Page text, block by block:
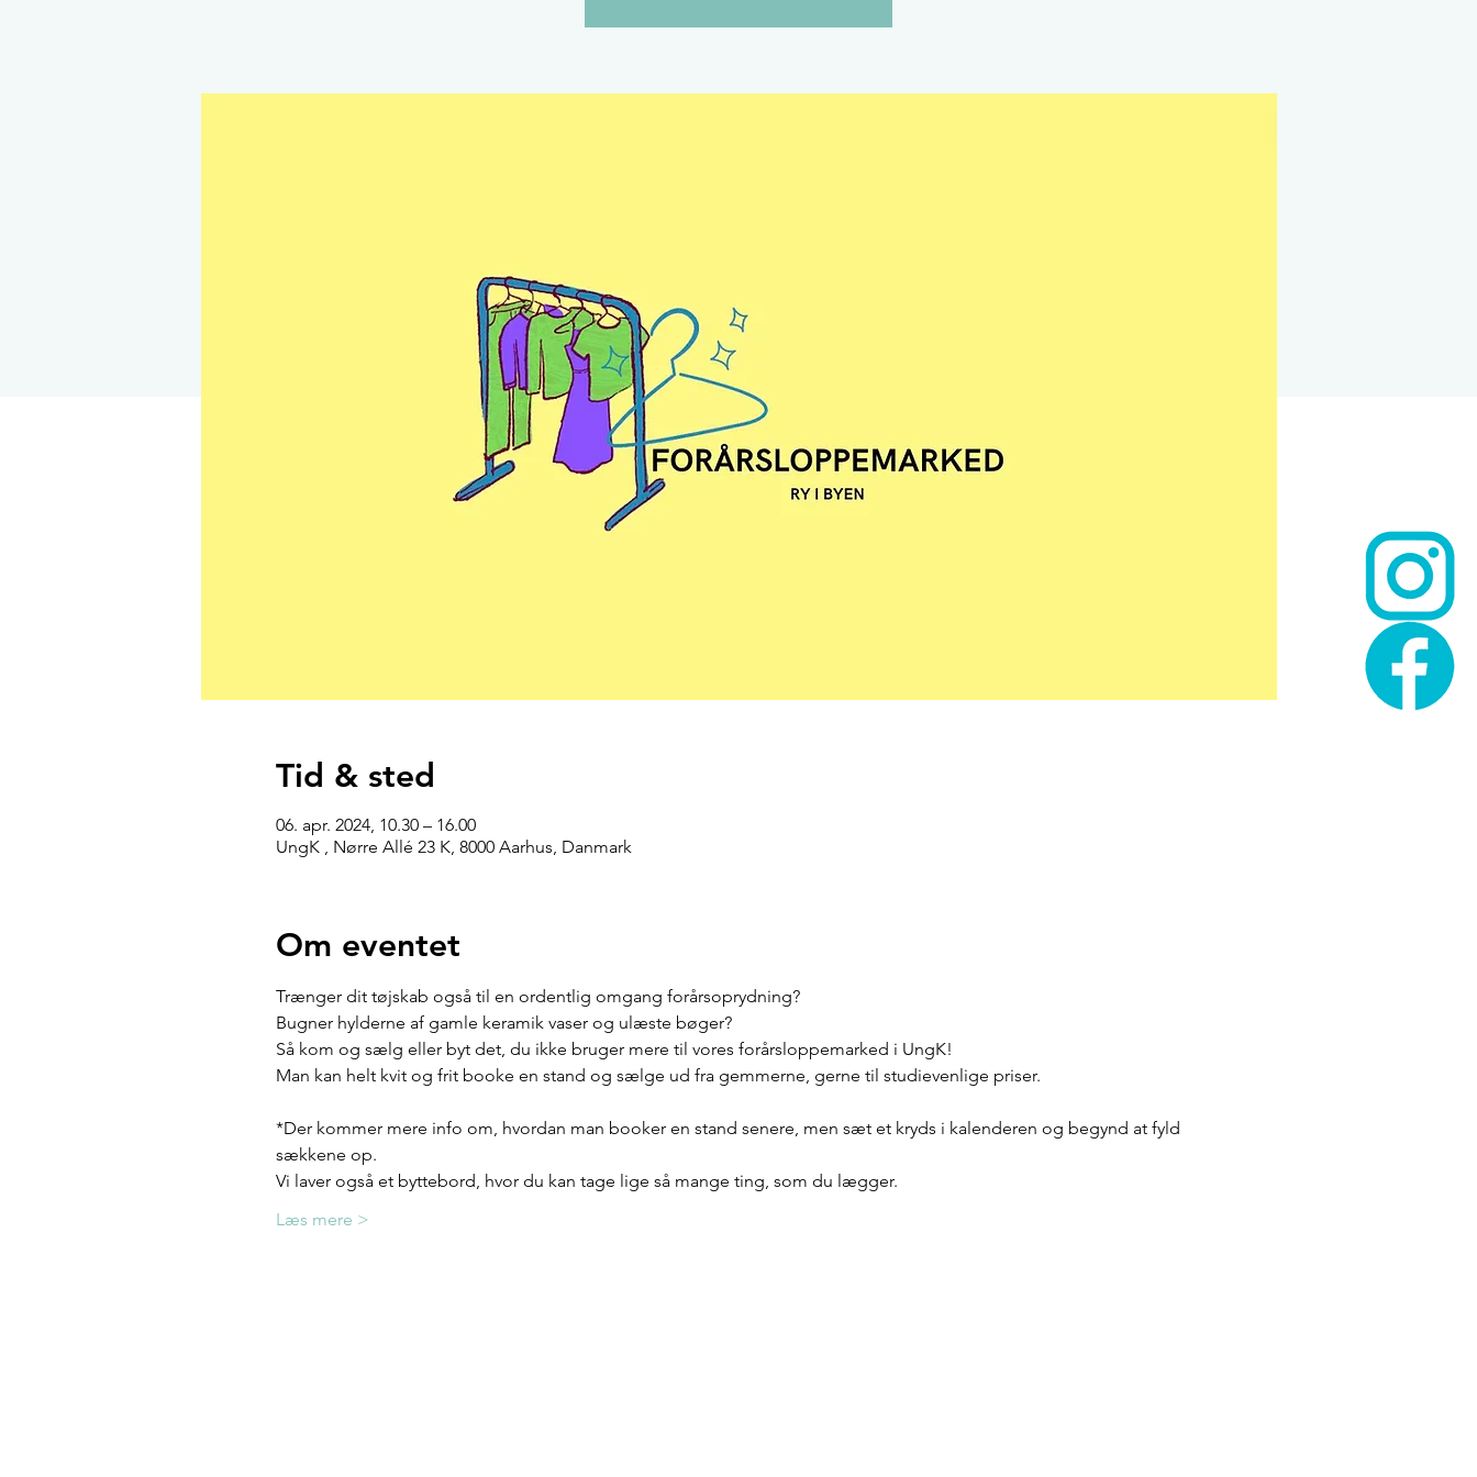
Tid & sted
06. apr. 2024, 10.30 – 16.00
UngK , Nørre Allé 23 K, 8000 Aarhus, Danmark
Om eventet
Trænger dit tøjskab også til en ordentlig omgang forårsoprydning?
Bugner hylderne af gamle keramik vaser og ulæste bøger?
Så kom og sælg eller byt det, du ikke bruger mere til vores forårsloppemarked i UngK!
Man kan helt kvit og frit booke en stand og sælge ud fra gemmerne, gerne til studievenlige priser.
*Der kommer mere info om, hvordan man booker en stand senere, men sæt et kryds i kalenderen og begynd at fyld
sækkene op.
Vi laver også et byttebord, hvor du kan tage lige så mange ting, som du lægger.
Læs mere >